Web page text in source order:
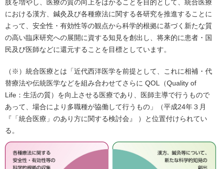
肢を増やし、医療の質の向上をはかることを目的として、統合医療
における漢方、鍼灸及び各種療法に関する各研究を推進することに
よって、安全性・有効性等の観点から科学的根拠に基づく新たな質
の高い臨床研究への展開に資する知見を創出し、将来的に患者・国
民及び医師などに還元することを目標としています。
（※）統合医療とは「近代西洋医学を前提として、これに相補・代
替療法や伝統医学などを組み合わせてさらに QOL（Quality of
Life：生活の質）を向上させる医療であり、医師主導で行うもので
あって、場合により多職種が協働して行うもの」（平成24年３月
『「統合医療」のあり方に関する検討会』 ）と位置付けられてい
る。